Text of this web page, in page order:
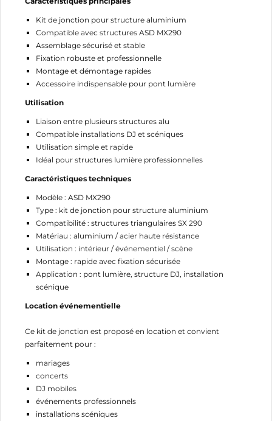
Kit de jonction pour structure aluminium
Compatible avec structures ASD MX290
Assemblage sécurisé et stable
Fixation robuste et professionnelle
Montage et démontage rapides
Accessoire indispensable pour pont lumière
Utilisation
Liaison entre plusieurs structures alu
Compatible installations DJ et scéniques
Utilisation simple et rapide
Idéal pour structures lumière professionnelles
Caractéristiques techniques
Modèle : ASD MX290
Type : kit de jonction pour structure aluminium
Compatibilité : structures triangulaires SX 290
Matériau : aluminium / acier haute résistance
Utilisation : intérieur / événementiel / scène
Montage : rapide avec fixation sécurisée
Application : pont lumière, structure DJ, installation
scénique
Location événementielle
Ce kit de jonction est proposé en location et convient
parfaitement pour :
mariages
concerts
DJ mobiles
événements professionnels
installations scéniques
MES LISTES
add_circle_outline Créer une nouvelle liste
CRÉER UNE LISTE D'ENVIES
NOM DE LA LISTE D'ENVIES
Annuler Créer une liste d'envies
CONNEXION
Vous devez être connecté pour ajouter des produits
à votre liste d'envies.